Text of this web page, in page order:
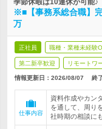
季節休暇は10連休が可能♪
※■【事務系総合職】
万
正社員 職種・業種未経験
第二新卒歓迎 リモートワ
情報更新日：2026/08/07 終
仕事内容
資料作成やカン
を通して、周り
社時期の相談に